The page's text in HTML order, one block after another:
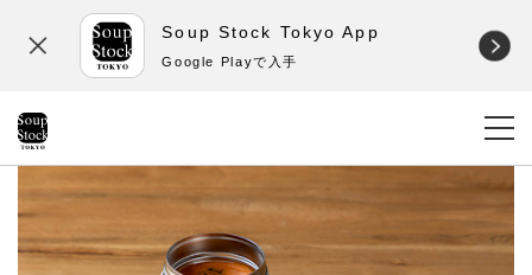
Soup Stock Tokyo App
Google Playで入手